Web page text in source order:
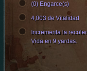
(0) Engarce(s)
4,003 de Vitalidad
Incrementa la
Vida en 9 yardas.